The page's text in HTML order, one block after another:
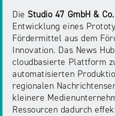
Die Studio 47 GmbH &
Entwicklung eines
Fördermittel aus dem
Innovation. Das News
cloudbasierte Plattform
automatisierten
regionalen
kleinere
Ressourcen dadurch